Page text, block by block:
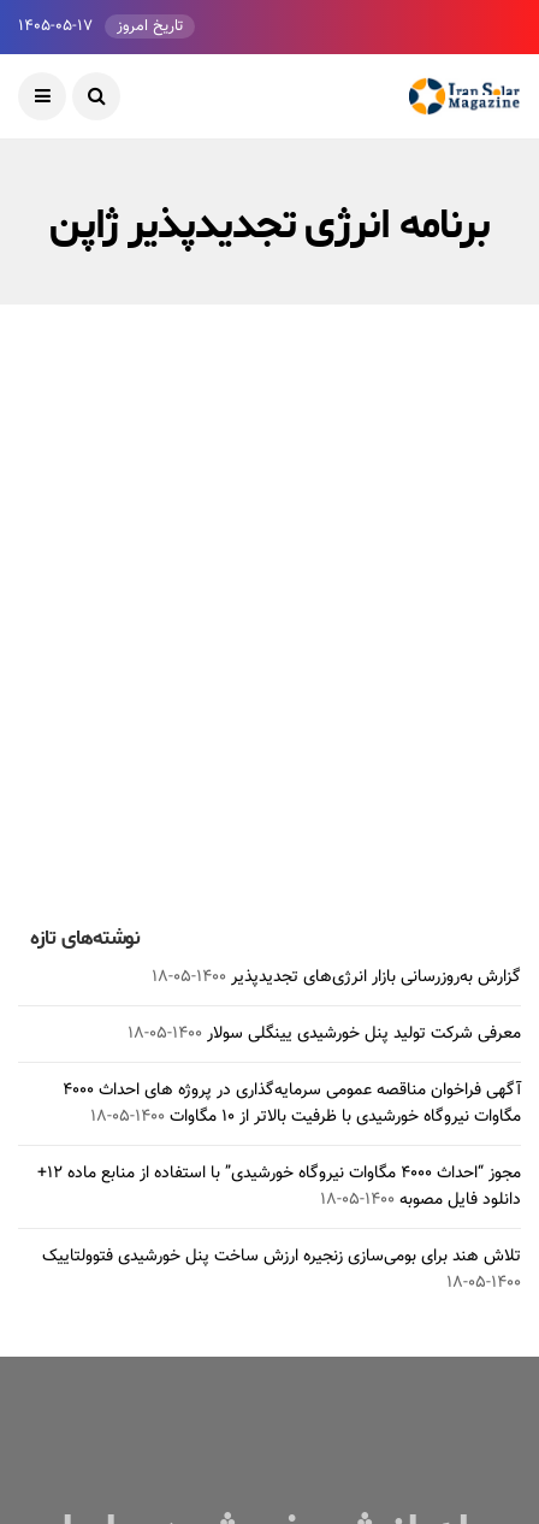
تاریخ امروز ۱۴۰۵-۰۵-۱۷
برنامه انرژی تجدیدپذیر ژاپن
نوشته‌های تازه
گزارش به‌روزرسانی بازار انرژی‌های تجدیدپذیر۱۴۰۰-۰۵-۱۸
معرفی شرکت تولید پنل خورشیدی یینگلی سولار۱۴۰۰-۰۵-۱۸
آگهی فراخوان مناقصه عمومی سرمایه‌گذاری در پروژه های احداث ۴۰۰۰
مگاوات نیروگاه خورشیدی با ظرفیت بالاتر از ۱۰ مگاوات
۱۴۰۰-۰۵-۱۸
مجوز “احداث ۴۰۰۰ مگاوات نیروگاه خورشیدی” با استفاده از منابع ماده ۱۲+
دانلود فایل مصوبه۱۴۰۰-۰۵-۱۸
تلاش هند برای بومی‌سازی زنجیره ارزش ساخت پنل خورشیدی فتوولتاییک
۱۴۰۰-۰۵-۱۸